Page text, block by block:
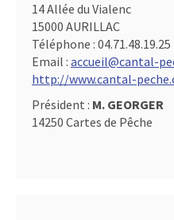
14 Allée du Vialenc
15000 AURILLAC
Téléphone : 04.71.48.19.25
Email : accueil@cantal-
http://www.cantal-
Président : M. GEORGER
14250 Cartes de Pêche